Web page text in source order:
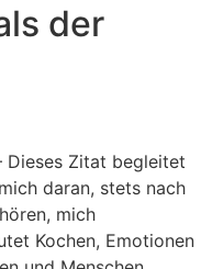
der
Dieses Zitat begleitet
daran, stets nach
mich
Kochen, Emotionen